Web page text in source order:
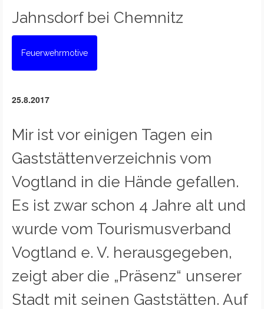
Jahnsdorf bei Chemnitz
Feuerwehrmotive
25.8.2017
Mir ist vor einigen Tagen ein
Gaststättenverzeichnis vom
Vogtland in die Hände gefallen.
Es ist zwar schon 4 Jahre alt und
wurde vom Tourismusverband
Vogtland e. V. herausgegeben,
zeigt aber die „Präsenz“ unserer
Stadt mit seinen Gaststätten. Auf